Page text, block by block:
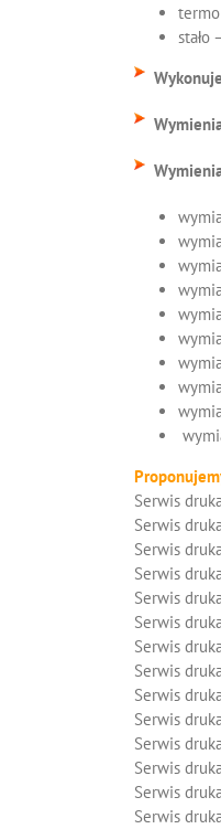
stało
Serwis
Serwis
Serwis
Serwis
Serwis
Serwis
Serwis
Serwis
Serwis
Serwis
Serwis
Serwis
Serwis
Serwis